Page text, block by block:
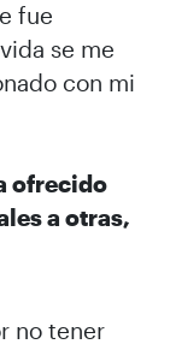
fue
se me
con mi
ofrecido
a otras,
no tener